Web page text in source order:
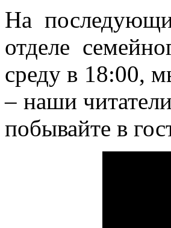
На
отделе
среду в 18:00,
– наши
побывайте в